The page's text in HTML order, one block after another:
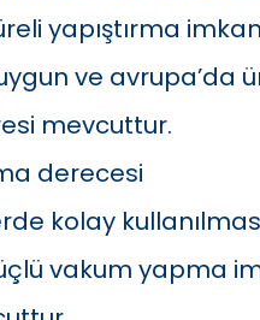
yapıştırma
ve avrupa’da
mevcuttur.
derecesi
kolay
vakum yapma